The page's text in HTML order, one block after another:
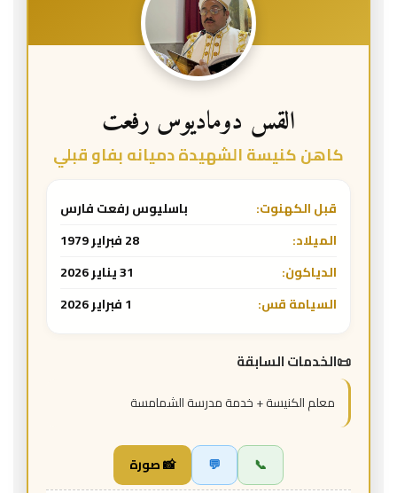
القس دوماديوس رفعت
كاهن كنيسة الشهيدة دميانه بفاو قبلي
قبل الكهنوت:
باسليوس رفعت فارس
الميلاد:
28 فبراير 1979
الدياكون:
31 يناير 2026
السيامة قس:
1 فبراير 2026
الخدمات السابقة
معلم الكنيسة + خدمة مدرسة الشمامسة
📞
💬 📸 صورة